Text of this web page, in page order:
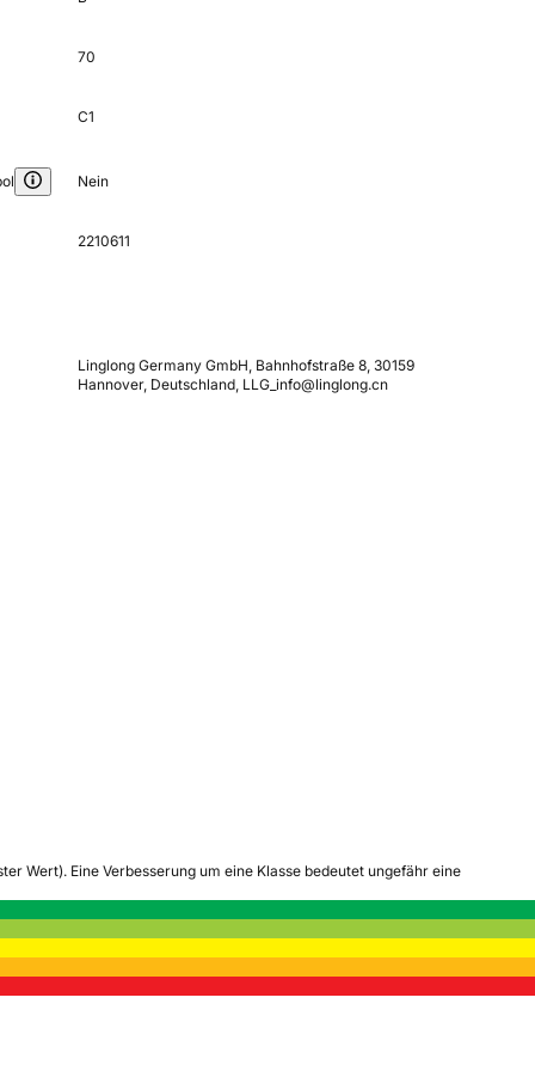
70
C1
Nein
2210611
Linglong Germany GmbH, Bahnhofstraße 8, 30159
Hannover, Deutschland, LLG_info@linglong.cn
Wert). Eine Verbesserung um eine Klasse bedeutet ungefähr eine